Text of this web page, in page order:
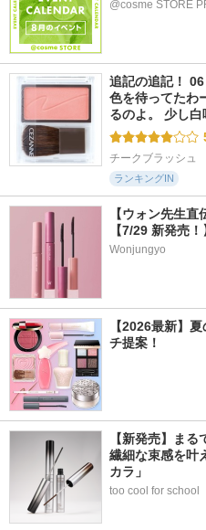
@cosme STORE
追記の追記！
色を待ってたわ
るのよ。 少し
チークブラッシュ
ランキングIN
【ウォン先生
【7/29 新発売！
Wonjungyo
【2026最新】
チ提案！
【新発売】ま
繊細な束感を叶
カラ」
too cool for school